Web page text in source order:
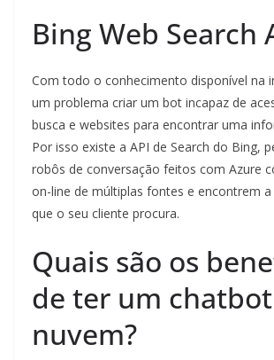
Bing Web Search
Com todo o conhecimento disponível na
um problema criar um bot incapaz de
busca e websites para encontrar uma
Por isso existe a API de Search do Bing,
robôs de conversação feitos com Azure
on-line de múltiplas fontes e encontrem
que o seu cliente procura.
Quais são os
de ter um
nuvem?